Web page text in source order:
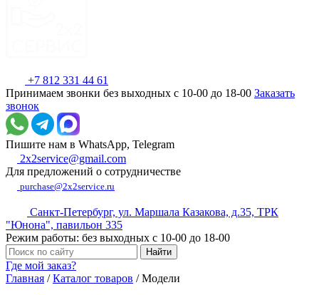
+7 812 331 44 61
Принимаем звонки без выходных с 10-00 до 18-00 Заказать
звонок
Пишите нам в WhatsApp, Telegram
2x2service@gmail.com
Для предложений о сотрудничестве
purchase@2x2service.ru
Санкт-Петербург, ул. Маршала Казакова, д.35, ТРК
"Юнона", павильон 335
Режим работы: без выходных с 10-00 до 18-00
Где мой заказ?
Главная /Каталог товаров /Модели